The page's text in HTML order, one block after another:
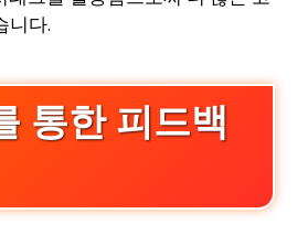
니다.
통한 피드백